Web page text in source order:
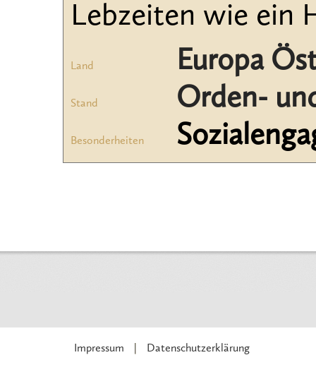
Lebzeiten wie ein
Land Europa
Stand Orden-
Besonderheiten
Impressum Datenschutzerklärung